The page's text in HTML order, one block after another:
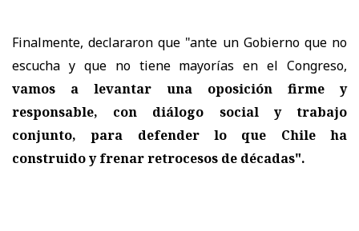
Finalmente, declararon que "ante un Gobierno que no
escucha y que no tiene mayorías en el Congreso,
vamos a levantar una oposición firme y
responsable, con diálogo social y trabajo
conjunto, para defender lo que Chile ha
construido y frenar retrocesos de décadas".